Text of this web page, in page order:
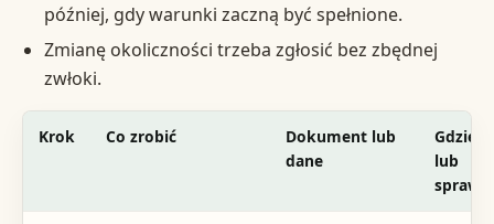
później, gdy warunki zaczną być spełnione.
Zmianę okoliczności trzeba zgłosić bez zbędnej
zwłoki.
Krok Co zrobić
Dokument lub
dane
Gdzie
lub